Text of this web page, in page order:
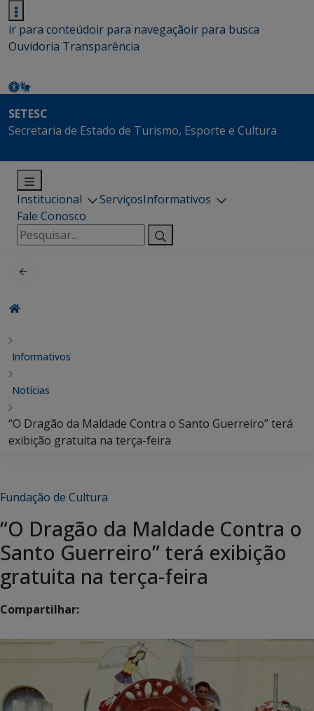
ir para conteúdoir para navegaçãoir para busca
Ouvidoria Transparência
SETESC
Secretaria de Estado de Turismo, Esporte e Cultura
Institucional ServiçosInformativos
Fale Conosco
Pesquisar
por:
Informativos
Notícias
“O Dragão da Maldade Contra o Santo Guerreiro” terá
exibição gratuita na terça-feira
Fundação de Cultura
“O Dragão da Maldade Contra o
Santo Guerreiro” terá exibição
gratuita na terça-feira
Compartilhar: